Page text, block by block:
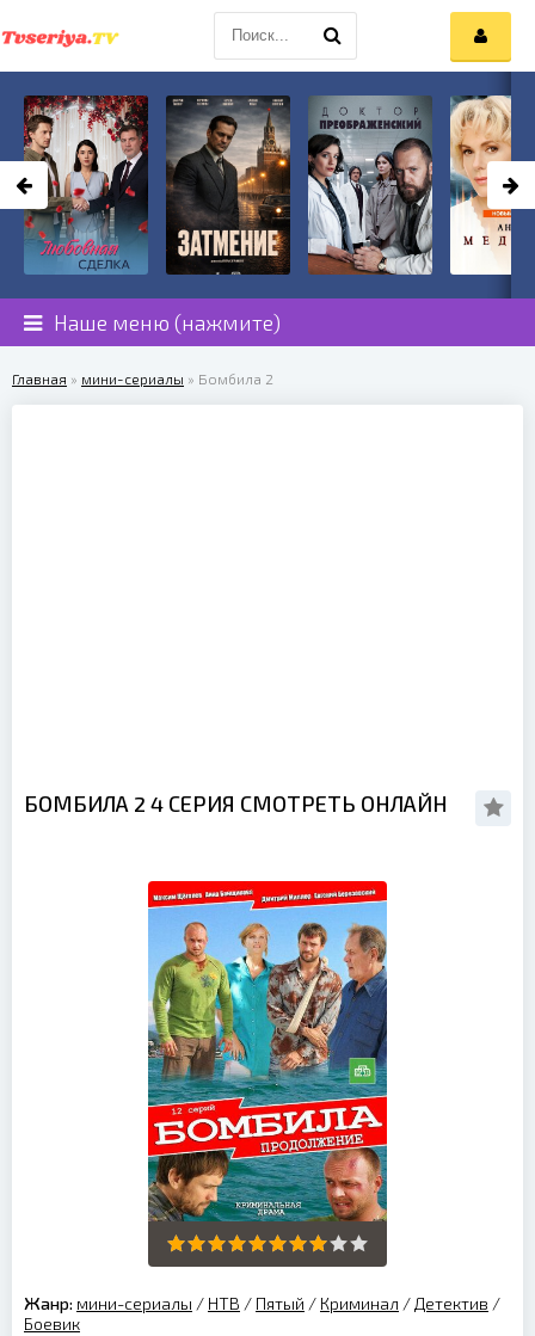
Наше меню (нажмите)
Главная » мини-сериалы » Бомбила 2
БОМБИЛА 2 4 СЕРИЯ СМОТРЕТЬ ОНЛАЙН
Жанр: мини-сериалы / НТВ / Пятый / Криминал / Детектив /
Боевик